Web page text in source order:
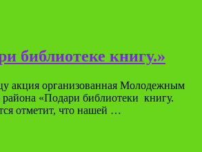
библиотеке книгу.»
акция организованная Молодежным
района «Подари библиотеки книгу.
отметит, что нашей …